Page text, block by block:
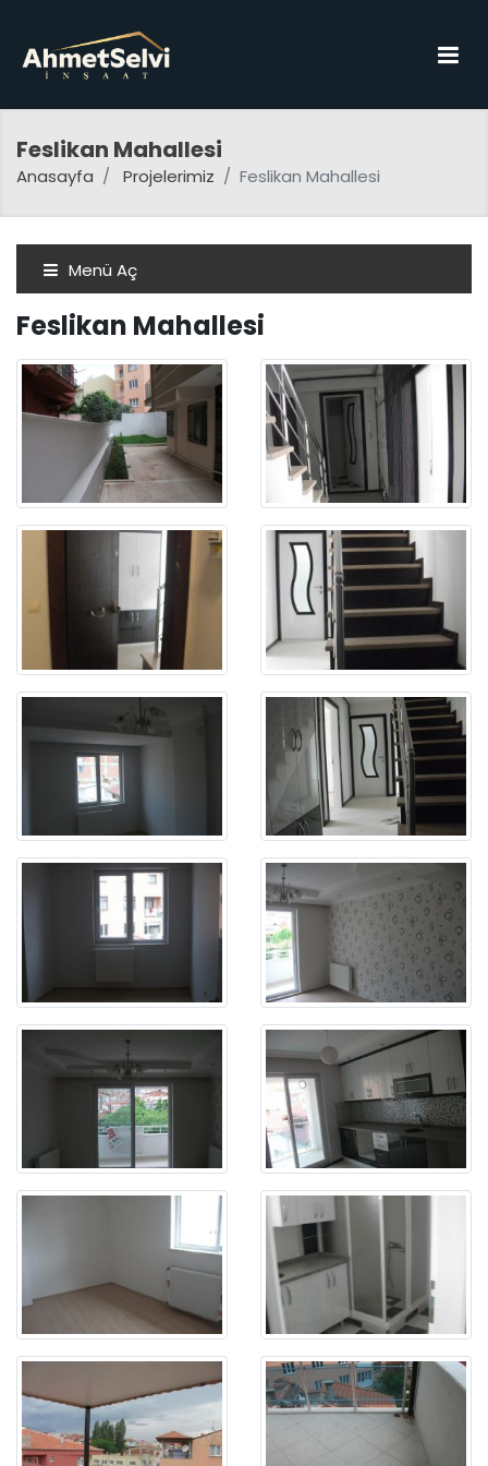
Feslikan Mahallesi
Anasayfa Projelerimiz Feslikan Mahallesi
Menü Aç
Feslikan Mahallesi